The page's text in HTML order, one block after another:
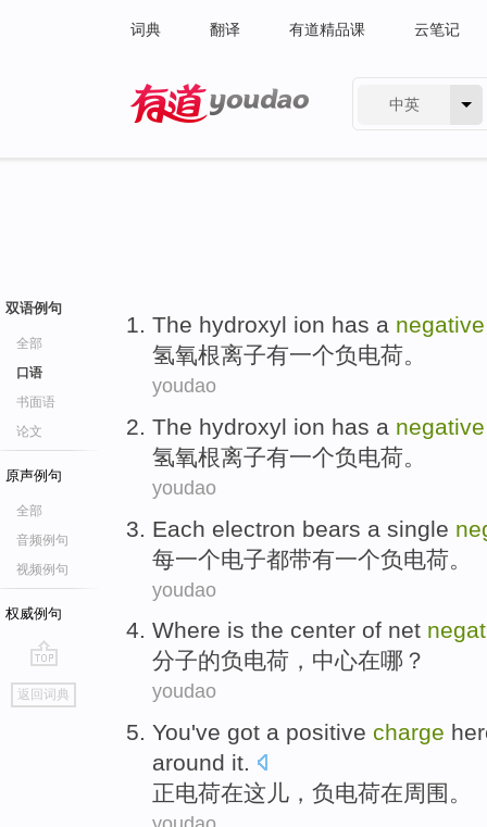
词典 翻译 有道精品课 云笔记
中英
双语例句
全部
口语
书面语
论文
原声例句
全部
音频例句
视频例句
权威例句
go
top
返回词典
The hydroxyl ion has a
氢氧根离子有一个负电荷。
youdao
The hydroxyl ion has a
氢氧根离子有一个负电荷。
youdao
Each electron bears a single
每一个电子都带有一个负电荷。
youdao
Where is the center of net
分子的负电荷 ， 中心在哪 ？
youdao
You've got a positive charge
around it.
正电荷在这儿 ， 负电荷在周围。